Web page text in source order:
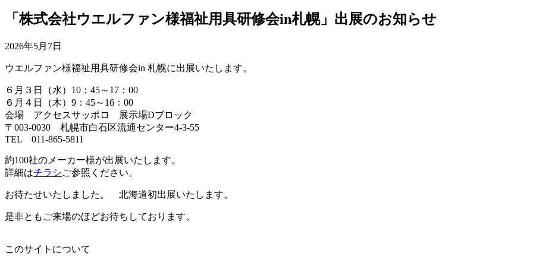
「株式会社ウエルファン様福祉用具研修会in札幌」出展のお知らせ
2026年5月7日
ウエルファン様福祉用具研修会in 札幌に出展いたします。
６月３日（水）10：45～17：00
６月４日（木）9：45～16：00
会場 アクセスサッポロ 展示場Dブロック
〒003-0030 札幌市白石区流通センター4-3-55
TEL 011-865-5811
約100社のメーカー様が出展いたします。
詳細はチラシご参照ください。
お待たせいたしました。 北海道初出展いたします。
是非ともご来場のほどお待ちしております。
このサイトについて